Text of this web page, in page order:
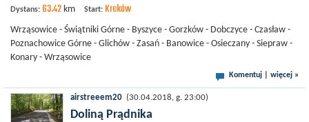
Dystans: 63.42 km Start: Kraków
Wrząsowice - Świątniki Górne - Byszyce - Gorzków - Dobczyce - Czasław -
Poznachowice Górne - Glichów - Zasań - Banowice - Osieczany - Siepraw -
Konary - Wrząsowice
Komentuj więcej »
airstreeem20 (30.04.2018, g. 23:00)
Doliną Prądnika